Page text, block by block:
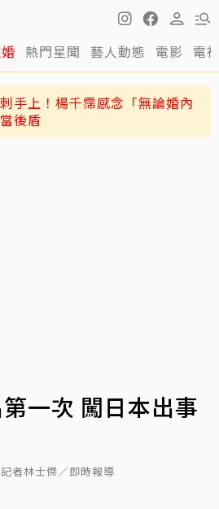
熱門星聞 藝人動態 電影 電
手上！楊千霈感念「無論婚內
後盾
一次 闖日本出事
者林士傑／即時報導